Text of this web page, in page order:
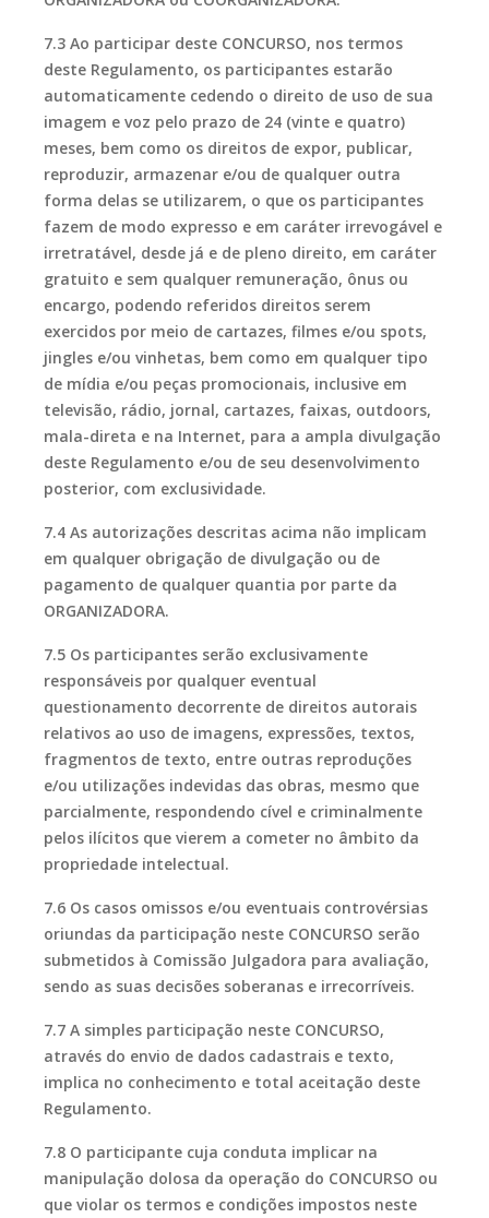
7.3 Ao participar deste CONCURSO, nos termos
deste Regulamento, os participantes estarão
automaticamente cedendo o direito de uso de sua
imagem e voz pelo prazo de 24 (vinte e quatro)
meses, bem como os direitos de expor, publicar,
reproduzir, armazenar e/ou de qualquer outra
forma delas se utilizarem, o que os participantes
fazem de modo expresso e em caráter irrevogável e
irretratável, desde já e de pleno direito, em caráter
gratuito e sem qualquer remuneração, ônus ou
encargo, podendo referidos direitos serem
exercidos por meio de cartazes, filmes e/ou spots,
jingles e/ou vinhetas, bem como em qualquer tipo
de mídia e/ou peças promocionais, inclusive em
televisão, rádio, jornal, cartazes, faixas, outdoors,
mala-direta e na Internet, para a ampla divulgação
deste Regulamento e/ou de seu desenvolvimento
posterior, com exclusividade.
7.4 As autorizações descritas acima não implicam
em qualquer obrigação de divulgação ou de
pagamento de qualquer quantia por parte da
ORGANIZADORA.
7.5 Os participantes serão exclusivamente
responsáveis por qualquer eventual
questionamento decorrente de direitos autorais
relativos ao uso de imagens, expressões, textos,
fragmentos de texto, entre outras reproduções
e/ou utilizações indevidas das obras, mesmo que
parcialmente, respondendo cível e criminalmente
pelos ilícitos que vierem a cometer no âmbito da
propriedade intelectual.
7.6 Os casos omissos e/ou eventuais controvérsias
oriundas da participação neste CONCURSO serão
submetidos à Comissão Julgadora para avaliação,
sendo as suas decisões soberanas e irrecorríveis.
7.7 A simples participação neste CONCURSO,
através do envio de dados cadastrais e texto,
implica no conhecimento e total aceitação deste
Regulamento.
7.8 O participante cuja conduta implicar na
manipulação dolosa da operação do CONCURSO ou
que violar os termos e condições impostos neste